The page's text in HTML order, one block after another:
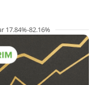
17.84%-82.16%